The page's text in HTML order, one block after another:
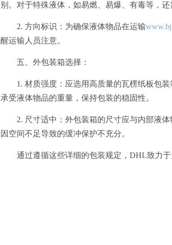
别。对于特殊液体，如易燃、易爆、有毒等，
2. 方向标识：为确保液体物品在运输
醒运输人员注意。
五、外包装箱选择：
1. 材质强度：应选用高质量的瓦楞纸板包
承受液体物品的重量，保持包装的稳固性。
2. 尺寸适中：外包装箱的尺寸应与内部液
因空间不足导致的缓冲保护不充分。
通过遵循这些详细的包装规定，DHL致力